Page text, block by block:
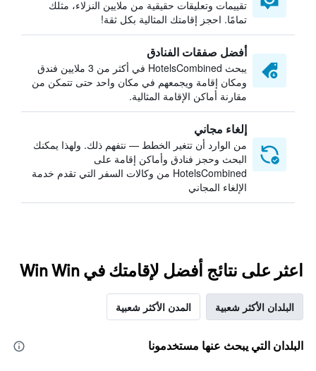
تقييمات وتعليقات حقيقية من ملايين النزلاء، مثلك
تمامًا. احجز إقامتك المثالية بكل ثقة!
أفضل صفقات الفنادق
يبحث HotelsCombined في أكثر من 3 ملايين فندق
ومكان إقامة ويجمعهم في مكان واحد حتى تتمكن من
مقارنة أماكن الإقامة المثالية.
إلغاء مجاني
من الوارد أن تتغير الخطط — نتفهم ذلك. ولهذا يمكنك
البحث وحجز فنادق وأماكن إقامة على
HotelsCombined من وكالات السفر التي تقدم خدمة
الإلغاء المجاني
اعثر على نتائج أفضل لإقامتك في Win Win
البلدان الأكثر شعبية المدن الأكثر شعبية
البلدان التي يبحث عنها مستخدمونا